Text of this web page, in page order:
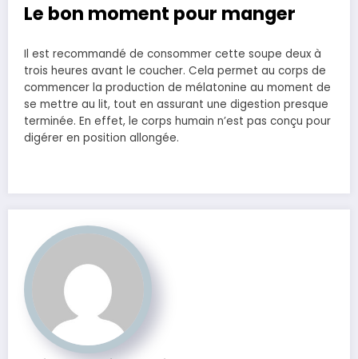
Le bon moment pour manger
Il est recommandé de consommer cette soupe deux à
trois heures avant le coucher. Cela permet au corps de
commencer la production de mélatonine au moment de
se mettre au lit, tout en assurant une digestion presque
terminée. En effet, le corps humain n’est pas conçu pour
digérer en position allongée.